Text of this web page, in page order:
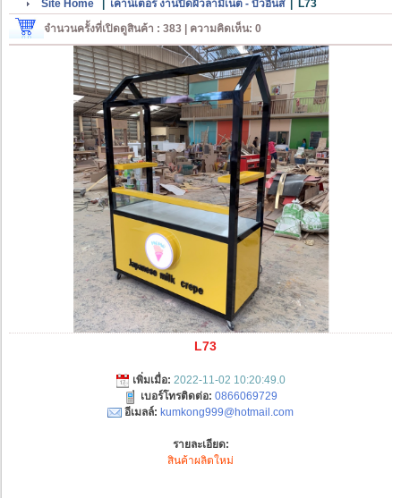
Site Home เคาน์เตอร์ งานปิดผิวลามิเนต - บิ้วอินส์|
L73
จำนวนครั้งที่เปิดดูสินค้า : 383 | ความคิดเห็น: 0
L73
เพิ่มเมื่อ: 2022-11-02 10:20:49.0
เบอร์โทรติดต่อ: 0866069729
อีเมลล์: kumkong999@hotmail.com
รายละเอียด:
สินค้าผลิตใหม่